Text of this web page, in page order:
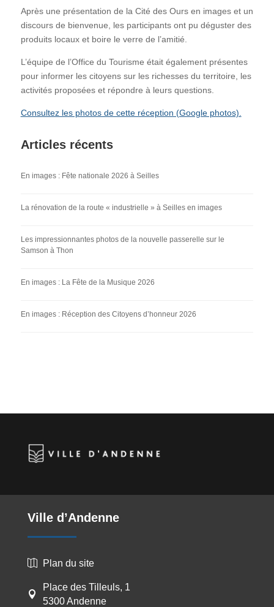
Après une présentation de la Cité des Ours en images et un
discours de bienvenue, les participants ont pu déguster des
produits locaux et boire le verre de l’amitié.
L’équipe de l’Office du Tourisme était également présentes
pour informer les citoyens sur les richesses du territoire, les
activités proposées et répondre à leurs questions.
Consultez les photos de cette réception (Google photos).
Articles récents
En images : Fête nationale 2026 à Seilles
La rénovation de la route « industrielle » à Seilles en images
Les impressionnantes photos de la nouvelle passerelle sur le
Samson à Thon
En images : La Fête de la Musique 2026
En images : Réception des Citoyens d’honneur 2026
Ville d’Andenne
 Plan du site

Place des Tilleuls, 1
5300 Andenne